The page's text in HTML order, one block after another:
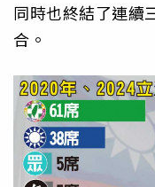
同時也終結了連續
合。